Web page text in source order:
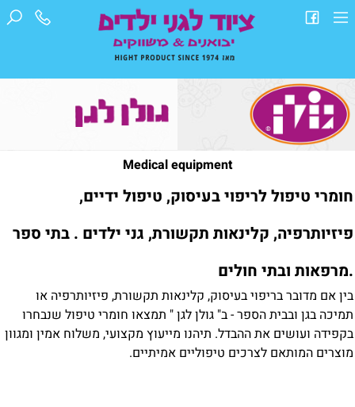
Medical equipment
חומרי טיפול לריפוי בעיסוק, טיפול ידיים,
פיזיותרפיה, קלינאות תקשורת, גני ילדים . בתי ספר
.מרפאות ובתי חולים
בין אם מדובר בריפוי בעיסוק, קלינאות תקשורת, פיזיותרפיה או
תמיכה בגן ובבית הספר - ב" גולן לגן " תמצאו חומרי טיפול שנבחרו
בקפידה ועושים את ההבדל. תיהנו מייעוץ מקצועי, משלוח אמין ומגוון
מוצרים המותאם לצרכים טיפוליים אמיתיים.